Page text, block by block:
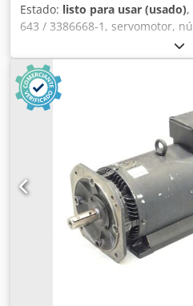
Estado: listo para usar (usado),
643 / 3386668-1, servomotor,
Falta la tapa de la caja de
ligeramente dañado. Usado,
100 % funcional. El alcance
con las fotos. ATENCIÓN:
presupuesto para el embalaje